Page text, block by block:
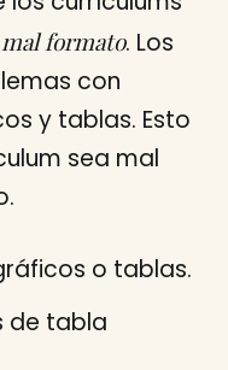
mal formato. Los
con
y tablas. Esto
sea mal
o tablas.
de tabla